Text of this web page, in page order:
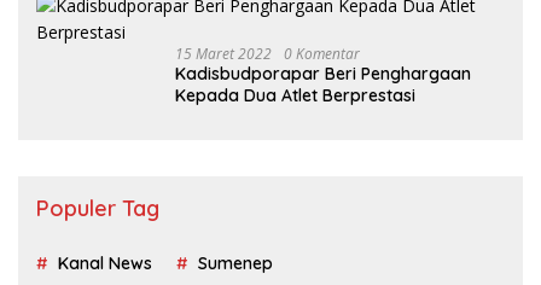
15 Maret 2022 0 Komentar
Kadisbudporapar Beri Penghargaan
Kepada Dua Atlet Berprestasi
Populer Tag
Kanal News Sumenep